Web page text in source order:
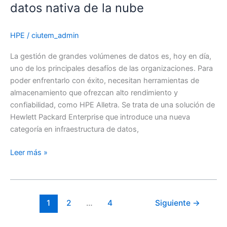
datos nativa de la nube
HPE / ciutem_admin
La gestión de grandes volúmenes de datos es, hoy en día,
uno de los principales desafíos de las organizaciones. Para
poder enfrentarlo con éxito, necesitan herramientas de
almacenamiento que ofrezcan alto rendimiento y
confiabilidad, como HPE Alletra. Se trata de una solución de
Hewlett Packard Enterprise que introduce una nueva
categoría en infraestructura de datos,
HPE
Leer más »
1 2 … 4 Siguiente →